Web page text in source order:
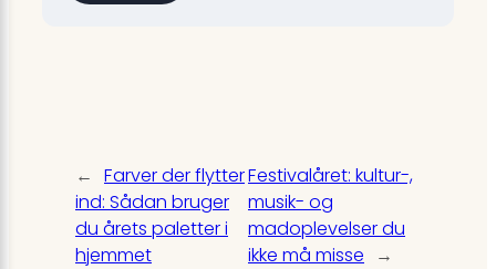
← Farver der flytter
ind: Sådan bruger
du årets paletter i
hjemmet
Festivalåret: kultur-,
musik- og
madoplevelser du
ikke må misse
→